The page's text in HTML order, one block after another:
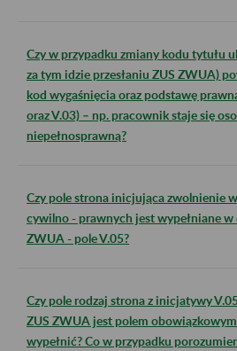
Czy w przypadku zmiany kodu tytułu
za tym idzie przesłaniu ZUS ZWUA)
kod wygaśnięcia oraz podstawę
oraz V.03) – np. pracownik staje się
niepełnosprawną?
Czy pole strona inicjująca zwolnienie
cywilno - prawnych jest wypełniane w
ZWUA - pole V.05?
Czy pole rodzaj strona z inicjatywy
ZUS ZWUA jest polem
wypełnić? Co w przypadku